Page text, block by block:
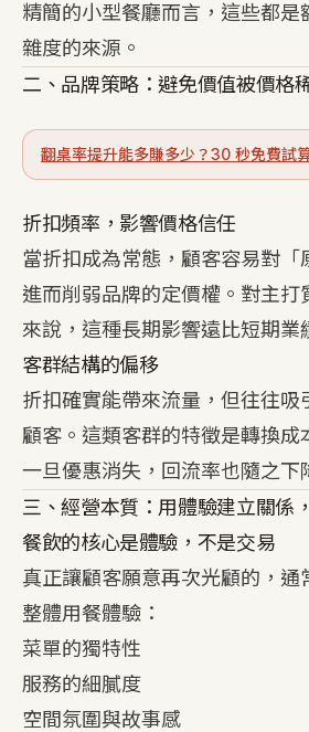
精簡的小型餐廳而言，這些都是
雜度的來源。
二、品牌策略：避免價值被價格
翻桌率提升能多賺多少？30 秒免費試
折扣頻率，影響價格信任
當折扣成為常態，顧客容易對「
進而削弱品牌的定價權。對主打
來說，這種長期影響遠比短期業
客群結構的偏移
折扣確實能帶來流量，但往往吸
顧客。這類客群的特徵是轉換成
一旦優惠消失，回流率也隨之下
三、經營本質：用體驗建立關係
餐飲的核心是體驗，不是交易
真正讓顧客願意再次光顧的，通
整體用餐體驗：
菜單的獨特性
服務的細膩度
空間氛圍與故事感